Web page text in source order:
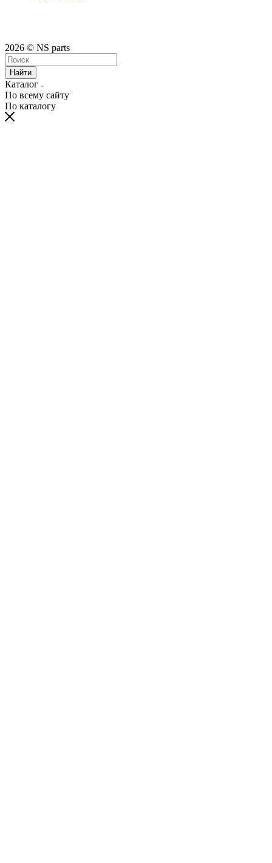
2026 © NS parts
Найти
Каталог
По всему сайту
По каталогу